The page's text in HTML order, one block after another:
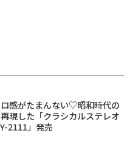
感がたまんない♡昭和時代の
現した「クラシカルステレオ
2111」発売